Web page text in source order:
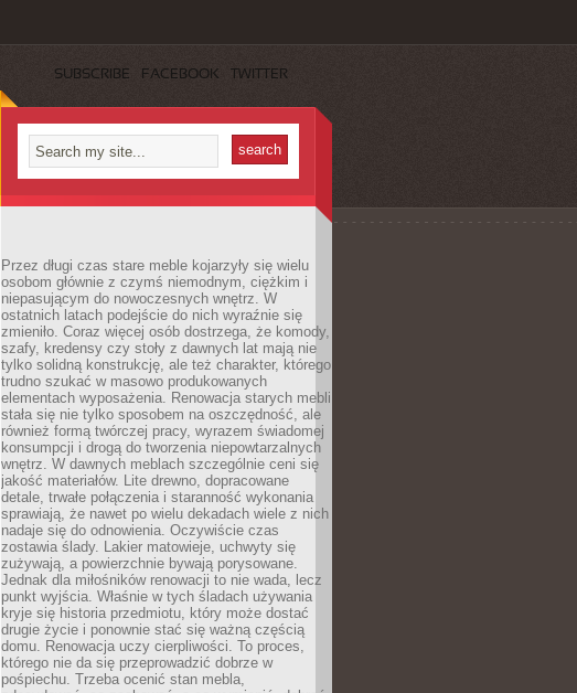
SUBSCRIBE FACEBOOK TWITTER
Przez długi czas stare meble kojarzyły się wielu
osobom głównie z czymś niemodnym, ciężkim i
niepasującym do nowoczesnych wnętrz. W
ostatnich latach podejście do nich wyraźnie się
zmieniło. Coraz więcej osób dostrzega, że komody,
szafy, kredensy czy stoły z dawnych lat mają nie
tylko solidną konstrukcję, ale też charakter, którego
trudno szukać w masowo produkowanych
elementach wyposażenia. Renowacja starych mebli
stała się nie tylko sposobem na oszczędność, ale
również formą twórczej pracy, wyrazem świadomej
konsumpcji i drogą do tworzenia niepowtarzalnych
wnętrz. W dawnych meblach szczególnie ceni się
jakość materiałów. Lite drewno, dopracowane
detale, trwałe połączenia i staranność wykonania
sprawiają, że nawet po wielu dekadach wiele z nich
nadaje się do odnowienia. Oczywiście czas
zostawia ślady. Lakier matowieje, uchwyty się
zużywają, a powierzchnie bywają porysowane.
Jednak dla miłośników renowacji to nie wada, lecz
punkt wyjścia. Właśnie w tych śladach używania
kryje się historia przedmiotu, który może dostać
drugie życie i ponownie stać się ważną częścią
domu. Renowacja uczy cierpliwości. To proces,
którego nie da się przeprowadzić dobrze w
pośpiechu. Trzeba ocenić stan mebla,